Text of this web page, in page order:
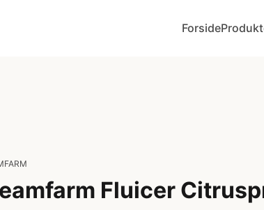
Forside
Fluicer